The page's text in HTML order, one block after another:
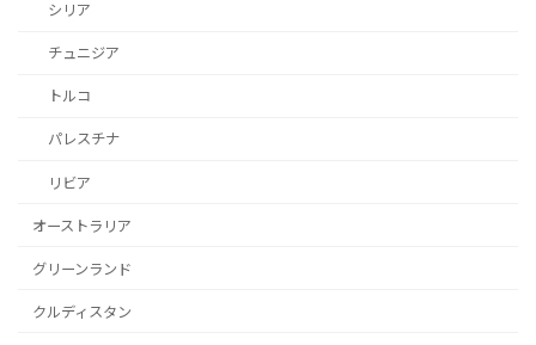
シリア
チュニジア
トルコ
パレスチナ
リビア
オーストラリア
グリーンランド
クルディスタン